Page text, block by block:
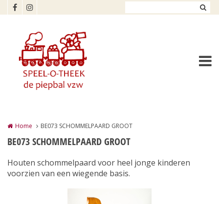
Overslaan en naar de inhoud gaan
Home BE073 SCHOMMELPAARD GROOT
BE073 SCHOMMELPAARD GROOT
Houten schommelpaard voor heel jonge kinderen
voorzien van een wiegende basis.